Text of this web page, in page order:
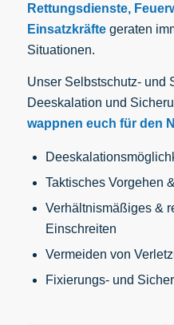
Rettungsdienste,
Einsatzkräftegeraten
Situationen.
Unser Selbstschutz- und
Deeskalation und
wappnen euch für den
Taktisches Vorgehen
Verhältnismäßiges &
Einschreiten
Vermeiden von
Fixierungs- und